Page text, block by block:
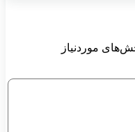
موردنیاز